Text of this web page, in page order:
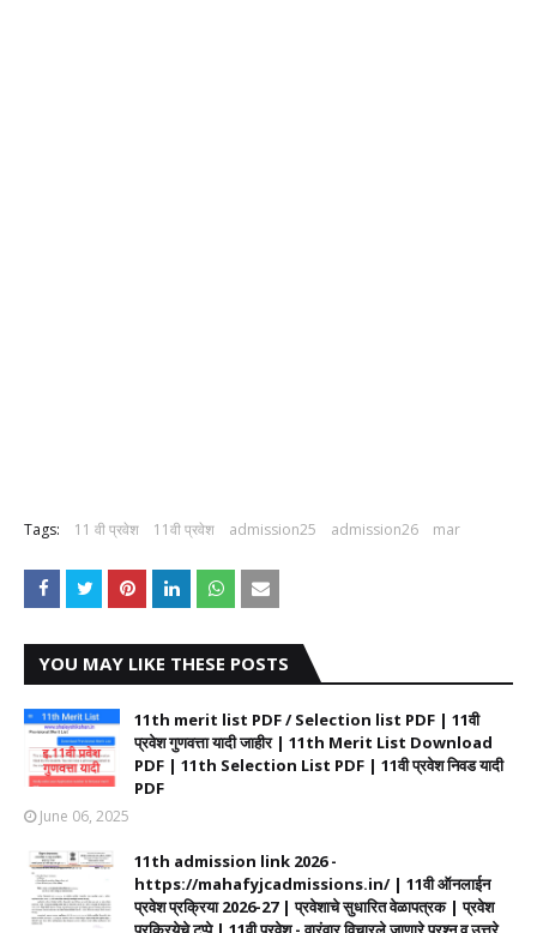
Tags: 11 वी प्रवेश 11वी प्रवेश admission25 admission26 mar
YOU MAY LIKE THESE POSTS
11th merit list PDF / Selection list PDF | 11वी
प्रवेश गुणवत्ता यादी जाहीर | 11th Merit List Download
PDF | 11th Selection List PDF | 11वी प्रवेश निवड यादी
PDF
June 06, 2025
11th admission link 2026 -
https://mahafyjcadmissions.in/ | 11वी ऑनलाईन
प्रवेश प्रक्रिया 2026-27 | प्रवेशाचे सुधारित वेळापत्रक | प्रवेश